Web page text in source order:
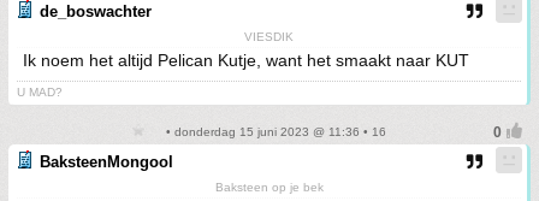
de_boswachter
VIESDIK
Ik noem het altijd Pelican Kutje, want het smaakt naar KUT
U MAD?
• donderdag 15 juni 2023 @ 11:36 • 16
BaksteenMongool
Baksteen op je bek